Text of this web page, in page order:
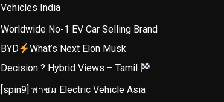
Vehicles India
Worldwide No-1 EV Car Selling Brand
BYD
What’s Next Elon Musk
Decision ? Hybrid Views – Tamil
[spin9] พาชม Electric Vehicle Asia